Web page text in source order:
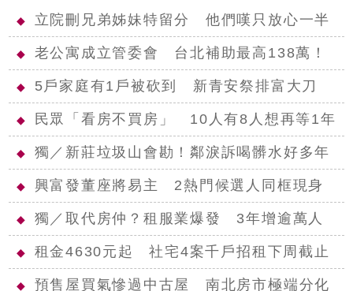
◆ 立院刪兄弟姊妹特留分 他們嘆只放心一半
◆ 老公寓成立管委會 台北補助最高138萬！
◆ 5戶家庭有1戶被砍到 新青安祭排富大刀
◆ 民眾「看房不買房」 10人有8人想再等1年
◆ 獨／新莊垃圾山會勘！鄰淚訴喝髒水好多年
◆ 興富發董座將易主 2熱門候選人同框現身
◆ 獨／取代房仲？租服業爆發 3年增逾萬人
◆ 租金4630元起 社宅4案千戶招租下周截止
◆ 預售屋買氣慘過中古屋 南北房市極端分化